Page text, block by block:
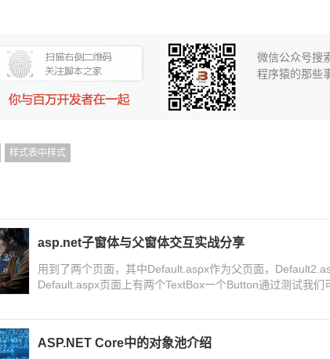
微信公众号搜
程序猿的那些
样式表中样式
asp.net子窗体与父窗体交互实战分享
用到了两个页面，其中Default.aspx作为父页面，
Default.aspx页面上有两个TextBox一个Button通过测试我们
ASP.NET Core中的对象池介绍